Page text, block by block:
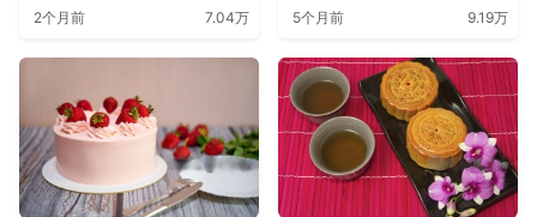
2个月前 7.04万 5个月前 9.19万